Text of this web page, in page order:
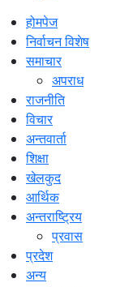
होमपेज
निर्वाचन विशेष
समाचार
अपराध
राजनीति
विचार
अन्तवार्ता
शिक्षा
खेलकुद
आर्थिक
अन्तराष्ट्रिय
प्रवास
प्रदेश
अन्य